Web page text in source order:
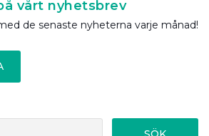
vårt nyhetsbrev
de senaste nyheterna varje månad!